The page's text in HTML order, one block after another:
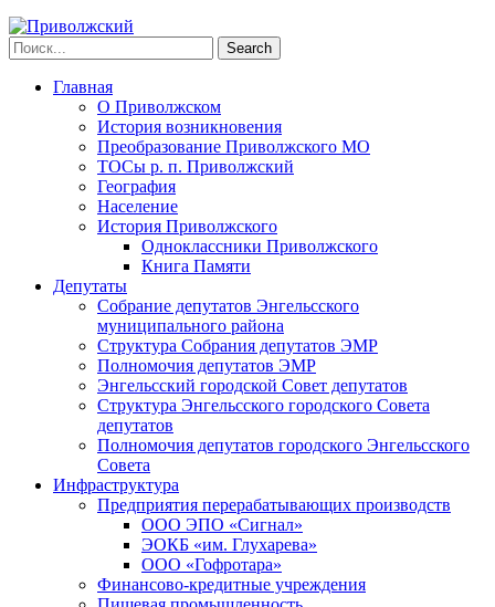
Главная
О Приволжском
История возникновения
Преобразование Приволжского МО
ТОСы р. п. Приволжский
География
Население
История Приволжского
Одноклассники Приволжского
Книга Памяти
Депутаты
Собрание депутатов Энгельсского
муниципального района
Структура Собрания депутатов ЭМР
Полномочия депутатов ЭМР
Энгельсский городской Совет депутатов
Структура Энгельсского городского Совета
депутатов
Полномочия депутатов городского Энгельсского
Совета
Инфраструктура
Предприятия перерабатывающих производств
ООО ЭПО «Сигнал»
ЭОКБ «им. Глухарева»
ООО «Гофротара»
Финансово-кредитные учреждения